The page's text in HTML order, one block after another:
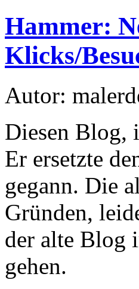
Hammer:
Klicks/
Autor:
Diesen Blog,
Er ersetzte
gegann. Die
Gründen,
der alte Blog
gehen.